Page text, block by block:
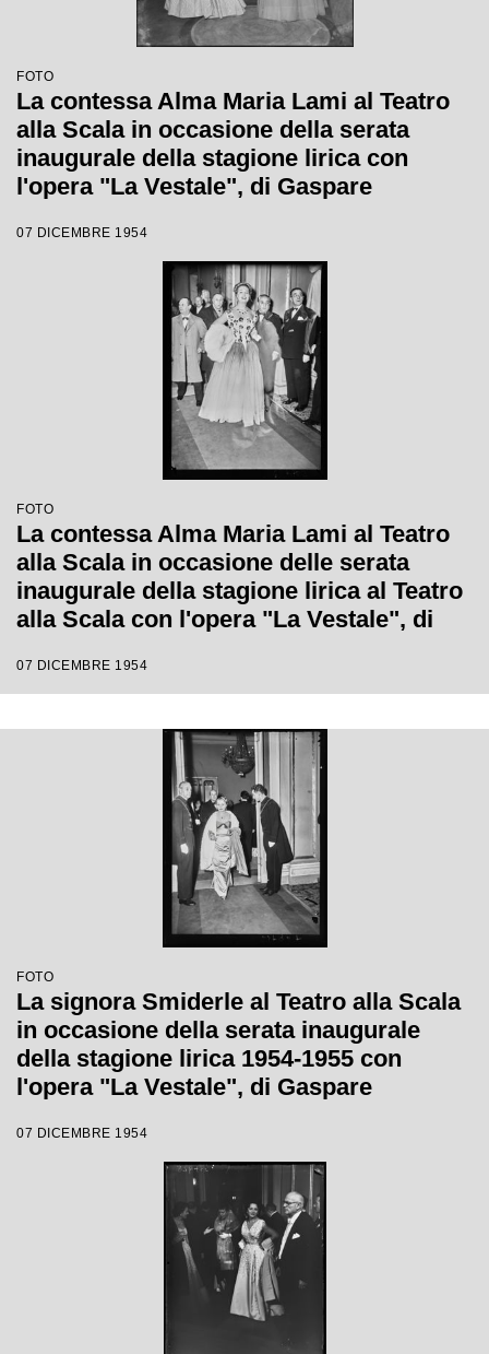
FOTO
La contessa Alma Maria Lami al Teatro
alla Scala in occasione della serata
inaugurale della stagione lirica con
l'opera "La Vestale", di Gaspare
Visconti e diretta da Antonino Votto
07 DICEMBRE 1954
FOTO
La contessa Alma Maria Lami al Teatro
alla Scala in occasione delle serata
inaugurale della stagione lirica al Teatro
alla Scala con l'opera "La Vestale", di
Votto, con la regia di Luchino Visconti
07 DICEMBRE 1954
FOTO
La signora Smiderle al Teatro alla Scala
in occasione della serata inaugurale
della stagione lirica 1954-1955 con
l'opera "La Vestale", di Gaspare
la regia di Luchino Visconti
07 DICEMBRE 1954